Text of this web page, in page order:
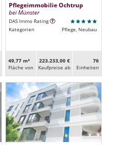
Pflegeimmobilie Ochtrup
bei Münster
DAS Immo Rating
Kategorien
Pflege, Neubau
49,77 m²
Fläche von
223.233,00 €
Kaufpreise ab
76
Ein­heiten